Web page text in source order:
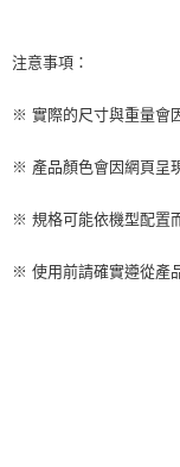
注意事項：
※ 實際的尺寸與重量會
※ 產品顏色會因網頁呈
※ 規格可能依機型配置
※ 使用前請確實遵從產